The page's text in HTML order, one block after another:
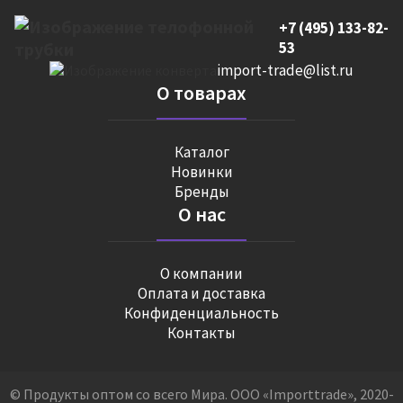
+7 (495) 133-82-
53
import-trade@list.ru
О товарах
Каталог
Новинки
Бренды
О нас
О компании
Оплата и доставка
Конфиденциальность
Контакты
© Продукты оптом со всего Мира. ООО «Importtrade», 2020-